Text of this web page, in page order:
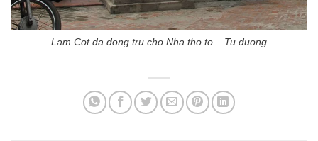
Lam Cot da dong tru cho Nha tho to – Tu duong